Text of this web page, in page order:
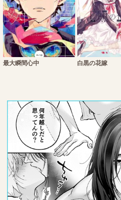
最大瞬間心中 白黒の花嫁